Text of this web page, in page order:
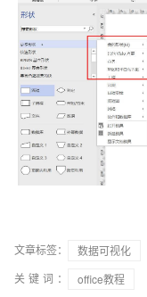
文章标签： 数据可视化
关键词：
office教程